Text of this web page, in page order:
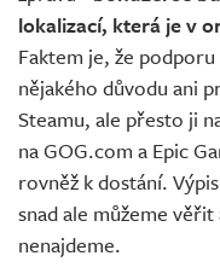
lokalizací, která je v
Faktem je, že
nějakého důvodu ani
Steamu, ale přesto ji
na GOG.com a Epic
rovněž k dostání.
snad ale můžeme
nenajdeme.